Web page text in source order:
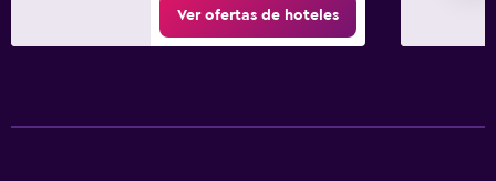
Ver ofertas de hoteles